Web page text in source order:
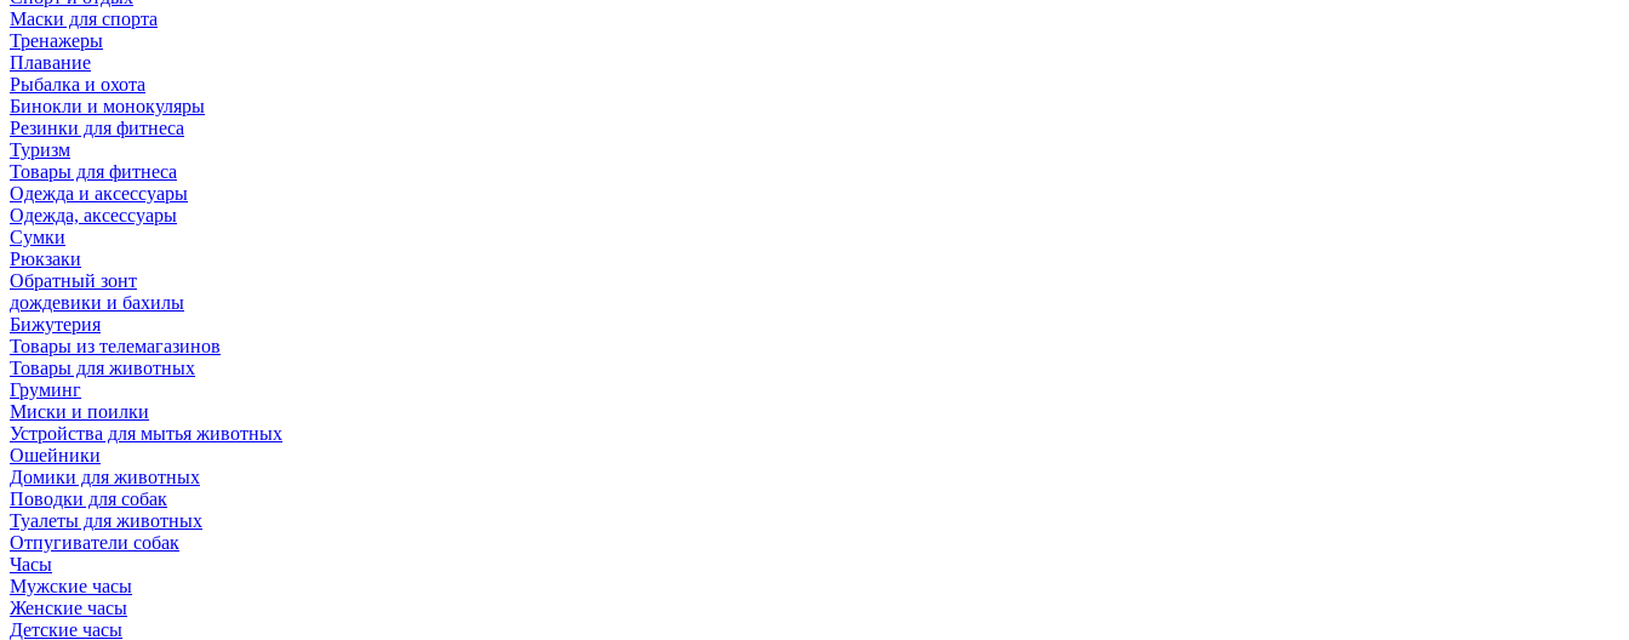
Маски для спорта
Тренажеры
Плавание
Рыбалка и охота
Бинокли и монокуляры
Резинки для фитнеса
Туризм
Товары для фитнеса
Одежда и аксессуары
Одежда, аксессуары
Сумки
Рюкзаки
Обратный зонт
дождевики и бахилы
Бижутерия
Товары из телемагазинов
Товары для животных
Груминг
Миски и поилки
Устройства для мытья животных
Ошейники
Домики для животных
Поводки для собак
Туалеты для животных
Отпугиватели собак
Часы
Мужские часы
Женские часы
Детские часы